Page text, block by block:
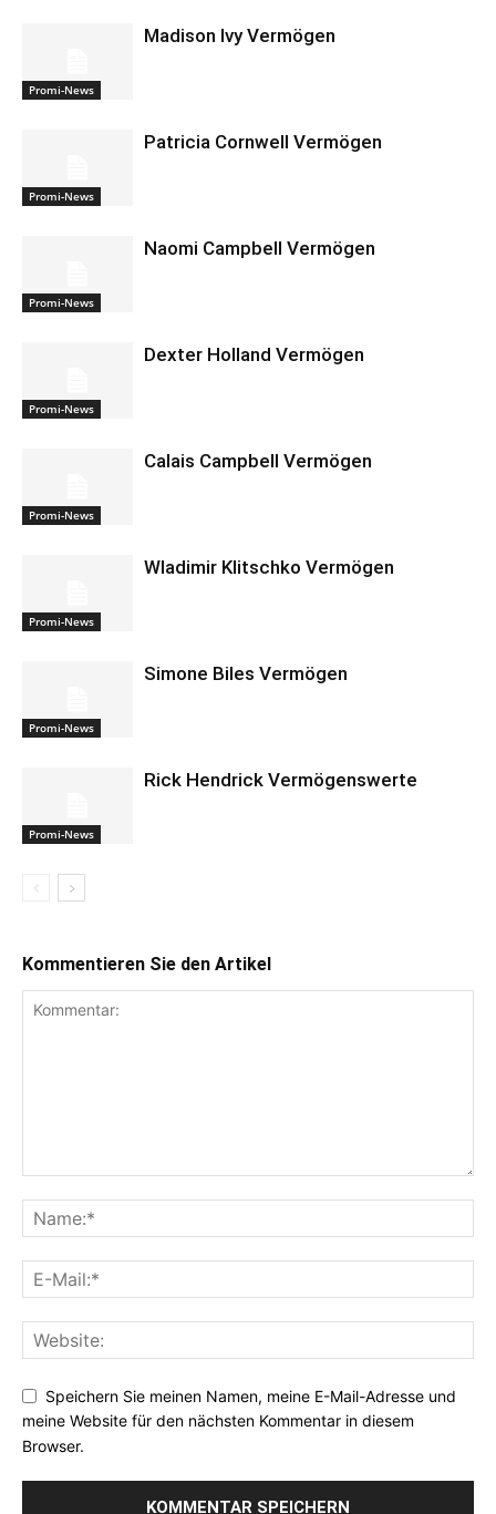
Promi-News
Madison Ivy Vermögen
Promi-News
Patricia Cornwell Vermögen
Promi-News
Naomi Campbell Vermögen
Promi-News
Dexter Holland Vermögen
Promi-News
Calais Campbell Vermögen
Promi-News
Wladimir Klitschko Vermögen
Promi-News
Simone Biles Vermögen
Promi-News
Rick Hendrick Vermögenswerte
Kommentieren Sie den Artikel
Speichern Sie meinen Namen, meine E-Mail-Adresse und
meine Website für den nächsten Kommentar in diesem
Browser.